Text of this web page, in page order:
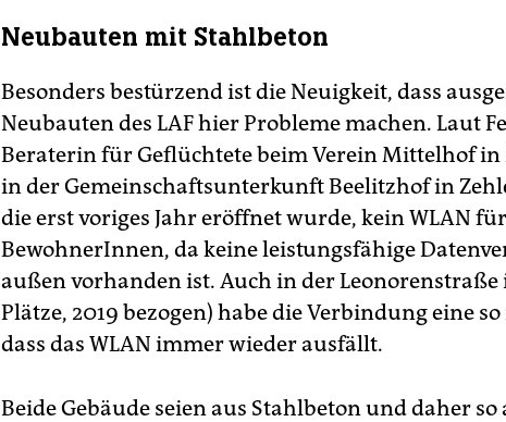
Neubauten mit Stahlbeton
Besonders bestürzend ist die Neuigkeit, dass
Neubauten des LAF hier Probleme machen. Laut
Beraterin für Geflüchtete beim Verein Mittelhof in
in der Gemeinschaftsunterkunft Beelitzhof in
die erst voriges Jahr eröffnet wurde, kein WLAN
BewohnerInnen, da keine leistungsfähige
außen vorhanden ist. Auch in der Leonorenstraße
Plätze, 2019 bezogen) habe die Verbindung eine
dass das WLAN immer wieder ausfällt.
Beide Gebäude seien aus Stahlbeton und daher